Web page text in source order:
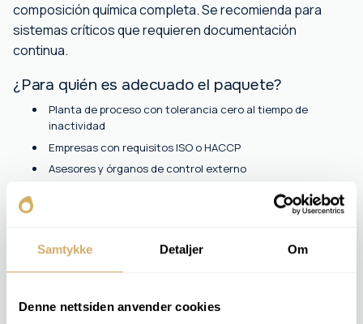
Samtykke Detaljer Om
Denne nettsiden anvender cookies
composición química completa. Se recomienda para
sistemas críticos que requieren documentación
continua.
¿Para quién es adecuado el paquete?
Planta de proceso con tolerancia cero al tiempo de
inactividad
Empresas con requisitos ISO o HACCP
Asesores y órganos de control externo
¿Qué obtienes como cliente?
térmicas y químicas. El informe proporciona la base para
la planificación a largo plazo y una operación segura.